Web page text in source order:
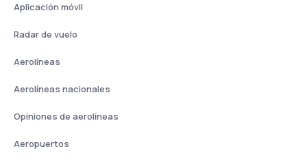
Aplicación móvil
Radar de vuelo
Aerolíneas
Aerolíneas nacionales
Opiniones de aerolíneas
Aeropuertos